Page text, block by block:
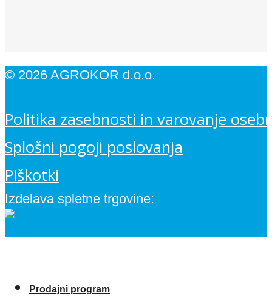
© 2026 AGROKOR d.o.o.
Politika zasebnosti in varovanje
Splošni pogoji poslovanja
Piškotki
Izdelava spletne trgovine:
Prodajni program